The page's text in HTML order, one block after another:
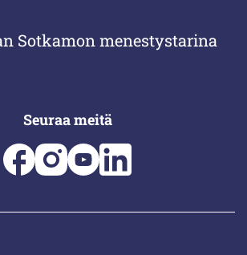
Sotkamon menestystarina
Seuraa meitä